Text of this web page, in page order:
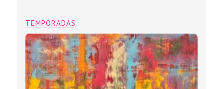
TEMPORADAS